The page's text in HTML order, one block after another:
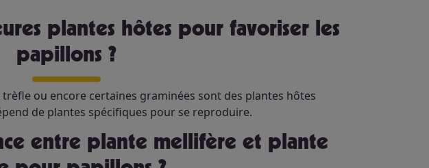
papillons ?
ou encore certaines graminées sont des plantes hôtes
de plantes spécifiques pour se reproduire.